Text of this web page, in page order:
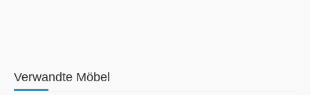
Verwandte Möbel